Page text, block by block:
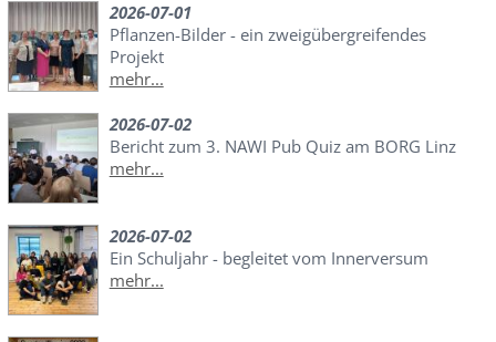
2026-07-01
Pflanzen-Bilder - ein zweigübergreifendes
Projekt
mehr...
2026-07-02
Bericht zum 3. NAWI Pub Quiz am BORG Linz
mehr...
2026-07-02
Ein Schuljahr - begleitet vom Innerversum
mehr...